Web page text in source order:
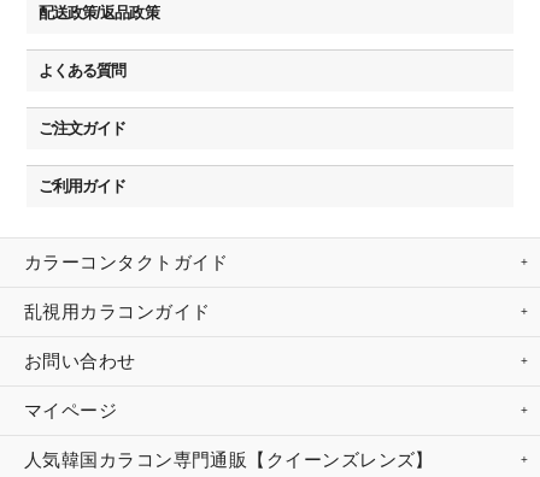
配送政策/返品政策
よくある質問
ご注文ガイド
ご利用ガイド
カラーコンタクトガイド
乱視用カラコンガイド
お問い合わせ
マイページ
人気韓国カラコン専門通販【クイーンズレンズ】